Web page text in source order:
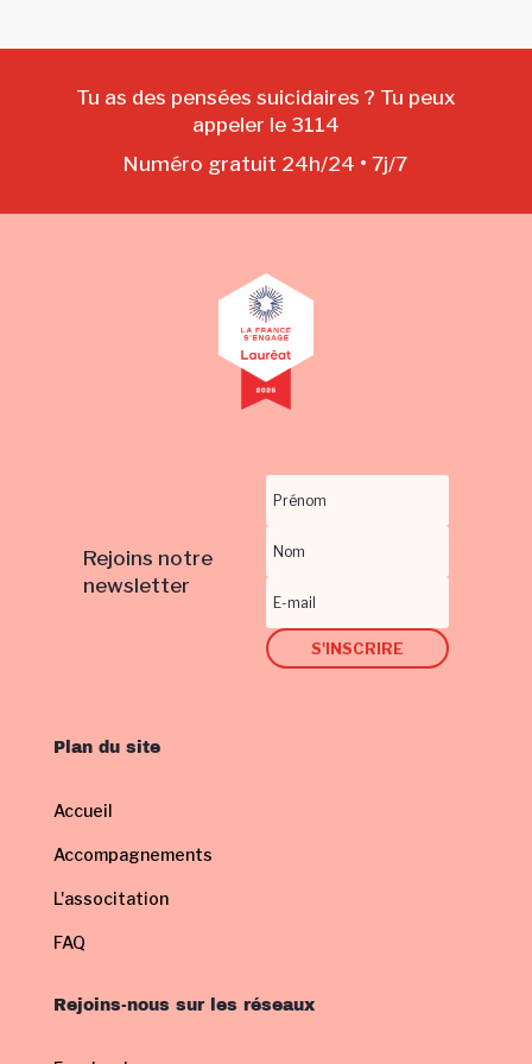
Tu as des pensées suicidaires ? Tu peux
appeler le 3114
Numéro gratuit 24h/24 • 7j/7
Rejoins notre
newsletter
S'INSCRIRE
Plan du site
Accueil
Accompagnements
L'associtation
FAQ
Rejoins-nous sur les réseaux